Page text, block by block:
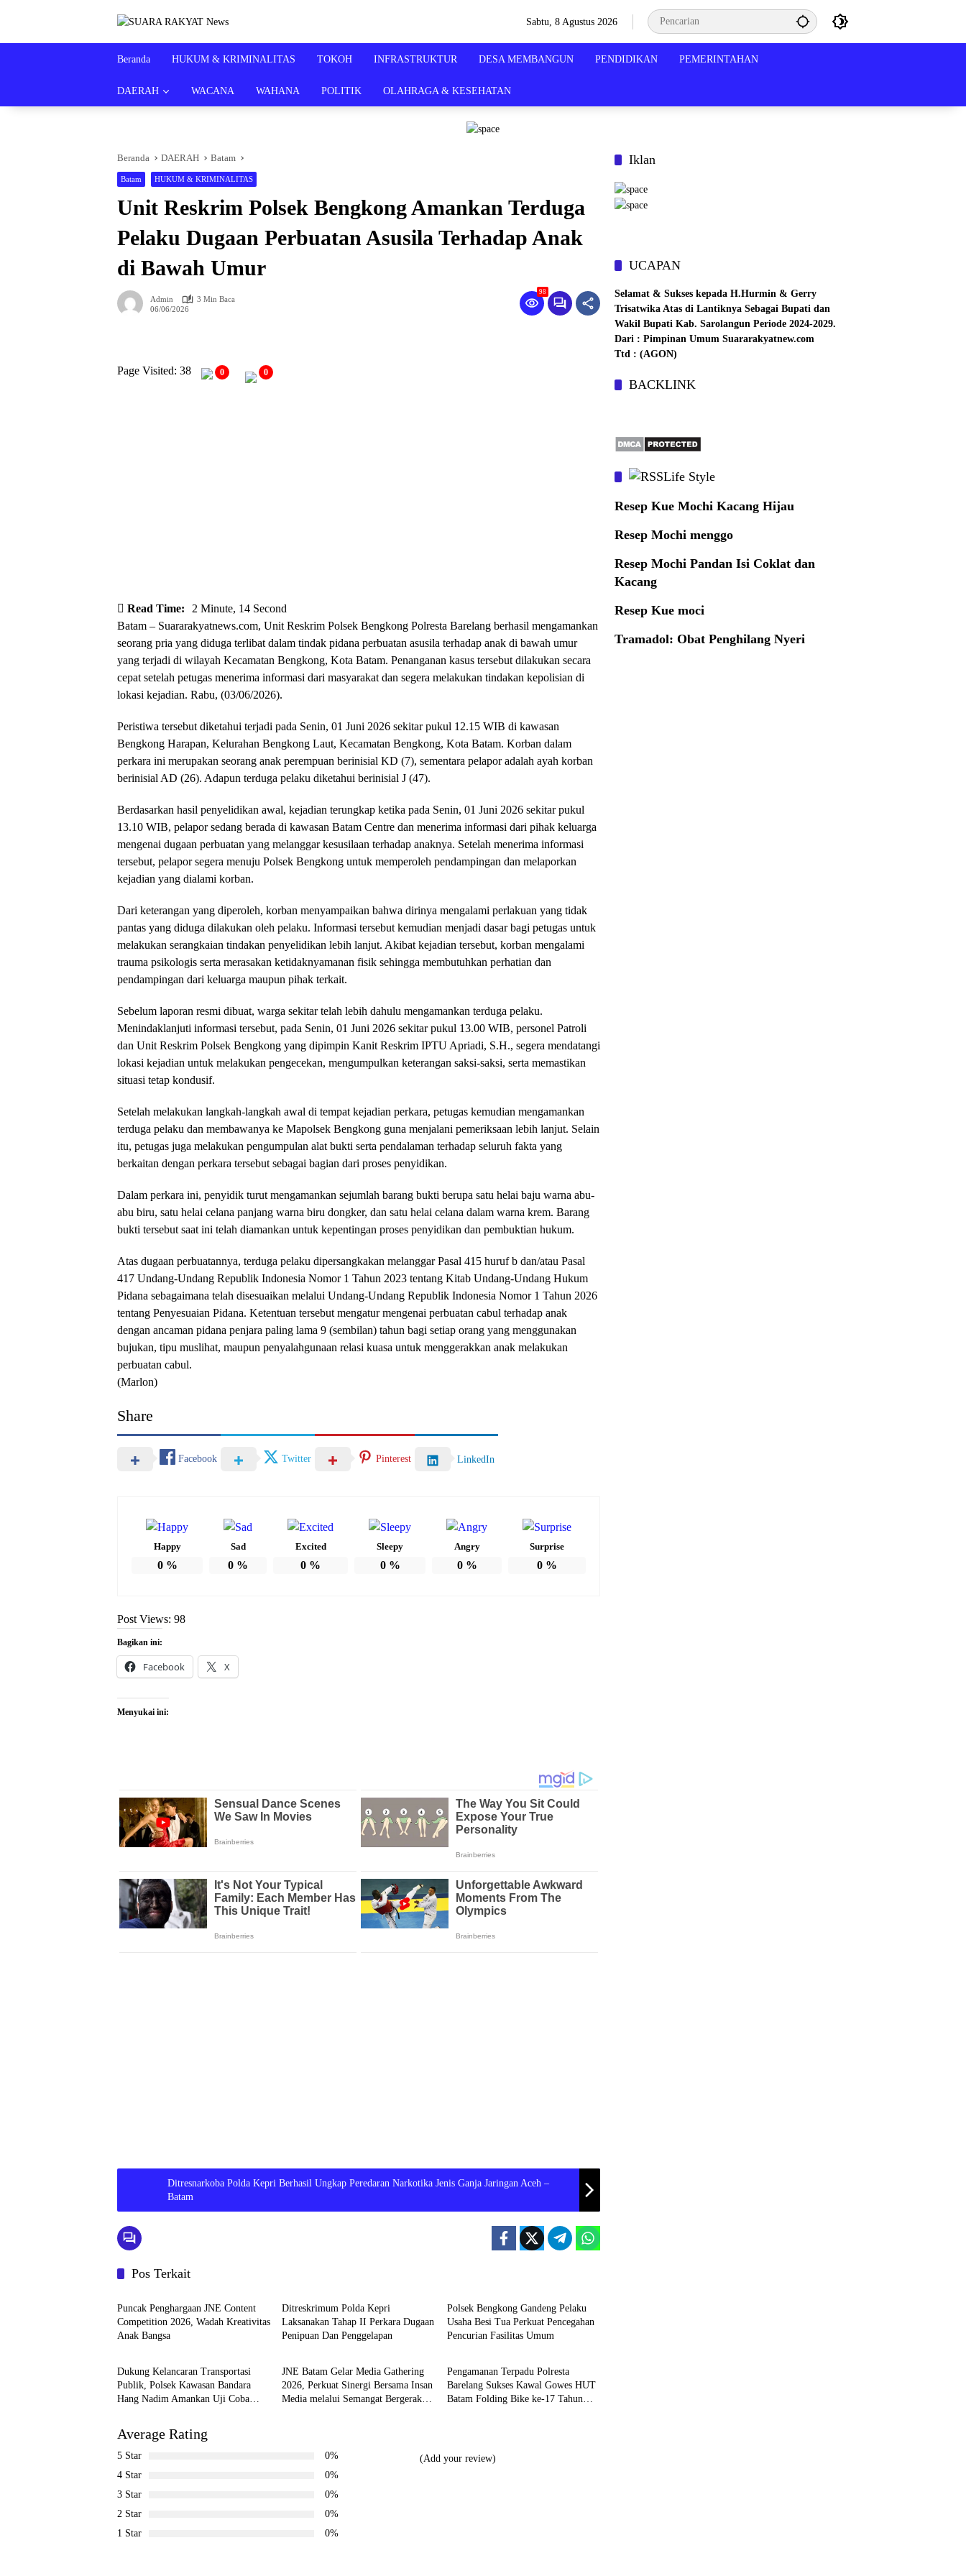
Sabtu, 8 Agustus 2026
Beranda HUKUM & KRIMINALITAS TOKOH INFRASTRUKTUR DESA MEMBANGUN PENDIDIKAN PEMERINTAHAN
DAERAH WACANA WAHANA POLITIK OLAHRAGA & KESEHATAN
Beranda DAERAH Batam
Batam HUKUM & KRIMINALITAS
Unit Reskrim Polsek Bengkong Amankan Terduga
Pelaku Dugaan Perbuatan Asusila Terhadap Anak
di Bawah Umur
Admin
3 Min Baca
06/06/2026
98
Page Visited: 38 0 0
Read Time:
2 Minute, 14 Second
Batam – Suararakyatnews.com, Unit Reskrim Polsek Bengkong Polresta Barelang berhasil mengamankan
seorang pria yang diduga terlibat dalam tindak pidana perbuatan asusila terhadap anak di bawah umur
yang terjadi di wilayah Kecamatan Bengkong, Kota Batam. Penanganan kasus tersebut dilakukan secara
cepat setelah petugas menerima informasi dari masyarakat dan segera melakukan tindakan kepolisian di
lokasi kejadian. Rabu, (03/06/2026).
Peristiwa tersebut diketahui terjadi pada Senin, 01 Juni 2026 sekitar pukul 12.15 WIB di kawasan
Bengkong Harapan, Kelurahan Bengkong Laut, Kecamatan Bengkong, Kota Batam. Korban dalam
perkara ini merupakan seorang anak perempuan berinisial KD (7), sementara pelapor adalah ayah korban
berinisial AD (26). Adapun terduga pelaku diketahui berinisial J (47).
Berdasarkan hasil penyelidikan awal, kejadian terungkap ketika pada Senin, 01 Juni 2026 sekitar pukul
13.10 WIB, pelapor sedang berada di kawasan Batam Centre dan menerima informasi dari pihak keluarga
mengenai dugaan perbuatan yang melanggar kesusilaan terhadap anaknya. Setelah menerima informasi
tersebut, pelapor segera menuju Polsek Bengkong untuk memperoleh pendampingan dan melaporkan
kejadian yang dialami korban.
Dari keterangan yang diperoleh, korban menyampaikan bahwa dirinya mengalami perlakuan yang tidak
pantas yang diduga dilakukan oleh pelaku. Informasi tersebut kemudian menjadi dasar bagi petugas untuk
melakukan serangkaian tindakan penyelidikan lebih lanjut. Akibat kejadian tersebut, korban mengalami
trauma psikologis serta merasakan ketidaknyamanan fisik sehingga membutuhkan perhatian dan
pendampingan dari keluarga maupun pihak terkait.
Sebelum laporan resmi dibuat, warga sekitar telah lebih dahulu mengamankan terduga pelaku.
Menindaklanjuti informasi tersebut, pada Senin, 01 Juni 2026 sekitar pukul 13.00 WIB, personel Patroli
dan Unit Reskrim Polsek Bengkong yang dipimpin Kanit Reskrim IPTU Apriadi, S.H., segera mendatangi
lokasi kejadian untuk melakukan pengecekan, mengumpulkan keterangan saksi-saksi, serta memastikan
situasi tetap kondusif.
Setelah melakukan langkah-langkah awal di tempat kejadian perkara, petugas kemudian mengamankan
terduga pelaku dan membawanya ke Mapolsek Bengkong guna menjalani pemeriksaan lebih lanjut. Selain
itu, petugas juga melakukan pengumpulan alat bukti serta pendalaman terhadap seluruh fakta yang
berkaitan dengan perkara tersebut sebagai bagian dari proses penyidikan.
Dalam perkara ini, penyidik turut mengamankan sejumlah barang bukti berupa satu helai baju warna abu-
abu biru, satu helai celana panjang warna biru dongker, dan satu helai celana dalam warna krem. Barang
bukti tersebut saat ini telah diamankan untuk kepentingan proses penyidikan dan pembuktian hukum.
Atas dugaan perbuatannya, terduga pelaku dipersangkakan melanggar Pasal 415 huruf b dan/atau Pasal
417 Undang-Undang Republik Indonesia Nomor 1 Tahun 2023 tentang Kitab Undang-Undang Hukum
Pidana sebagaimana telah disesuaikan melalui Undang-Undang Republik Indonesia Nomor 1 Tahun 2026
tentang Penyesuaian Pidana. Ketentuan tersebut mengatur mengenai perbuatan cabul terhadap anak
dengan ancaman pidana penjara paling lama 9 (sembilan) tahun bagi setiap orang yang menggunakan
bujukan, tipu muslihat, maupun penyalahgunaan relasi kuasa untuk menggerakkan anak melakukan
perbuatan cabul.
(Marlon)
Share
Facebook Twitter Pinterest LinkedIn
Happy
0%
Sad
0 %
Excited
0 %
Sleepy
0%
Angry
0%
Surprise
0 %
Post Views: 98
Bagikan ini:
Facebook X
Menyukai ini:
Ditresnarkoba Polda Kepri Berhasil Ungkap Peredaran Narkotika Jenis Ganja Jaringan Aceh –
Batam
Pos Terkait
Batam
Puncak Penghargaan JNE Content
Competition 2026, Wadah Kreativitas
Anak Bangsa
Ditreskrimum Polda Kepri
Laksanakan Tahap II Perkara Dugaan
Penipuan Dan Penggelapan
Polsek Bengkong Gandeng Pelaku
Usaha Besi Tua Perkuat Pencegahan
Pencurian Fasilitas Umum
Dukung Kelancaran Transportasi
Publik, Polsek Kawasan Bandara
Hang Nadim Amankan Uji Coba
Batam
JNE Batam Gelar Media Gathering
2026, Perkuat Sinergi Bersama Insan
Media melalui Semangat Bergerak
Pengamanan Terpadu Polresta
Barelang Sukses Kawal Gowes HUT
Batam Folding Bike ke-17 Tahun
Average Rating
5 Star
0%
4 Star
0%
3 Star
0%
2 Star
0%
1 Star
0%
(Add your review)
Iklan
UCAPAN
Selamat & Sukses kepada H.Hurmin & Gerry
Trisatwika Atas di Lantiknya Sebagai Bupati dan
Wakil Bupati Kab. Sarolangun Periode 2024-2029.
Dari : Pimpinan Umum Suararakyatnew.com
Ttd : (AGON)
BACKLINK
Life Style
Resep Kue Mochi Kacang Hijau
Resep Mochi menggo
Resep Mochi Pandan Isi Coklat dan
Kacang
Resep Kue moci
Tramadol: Obat Penghilang Nyeri